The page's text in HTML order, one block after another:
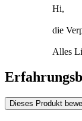
Hi,
die
Alles
Dieses Produkt